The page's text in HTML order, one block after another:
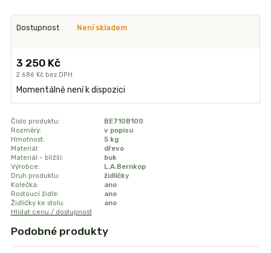
Dostupnost Není skladem
3 250 Kč
2 686 Kč bez DPH
Momentálně není k dispozici
Číslo produktu:
BE710B100
Rozměry:
v popisu
Hmotnost:
5 kg
Materiál:
dřevo
Materiál - bližší:
buk
Výrobce:
L.A.Bernkop
Druh produktu:
židličky
Kolečka:
ano
Rostoucí židle:
ano
Židličky ke stolu:
ano
Hlídat cenu / dostupnost
Podobné produkty